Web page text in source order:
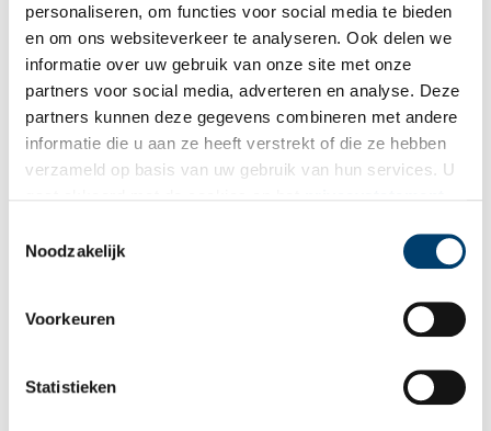
personaliseren, om functies voor social media te bieden
en om ons websiteverkeer te analyseren. Ook delen we
informatie over uw gebruik van onze site met onze
partners voor social media, adverteren en analyse. Deze
partners kunnen deze gegevens combineren met andere
informatie die u aan ze heeft verstrekt of die ze hebben
verzameld op basis van uw gebruik van hun services. U
Noodzakelijk
Voorkeuren
Statistieken
Een van de mooiste watertorens van Nederland
De 35 meter hoge watertoren van Laren van architect Wouter
Hamdorff torent hoog boven de Westerheide uit. Wat maar
heeft de toren geen functie meer: het water wordt met pompen
getransporteerd. De plaats is nog wel een centraal verdeelpunt